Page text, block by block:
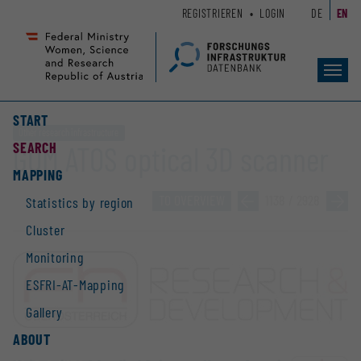
Seiteninhalt
Accesskey
Hauptnavigation
Accesskey
START
SEARCH
MAPPING
Statistics by region
Cluster
Monitoring
ESFRI-AT-Mapping
Gallery
ABOUT
REGISTRIEREN LOGIN DE EN
GOM ATOS optical 3D scanner